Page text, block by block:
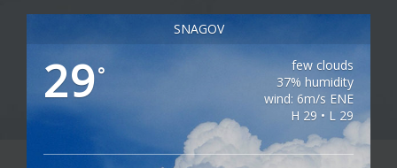
SNAGOV
29°
few clouds
37% humidity
wind: 6m/s ENE
H 29 • L 29